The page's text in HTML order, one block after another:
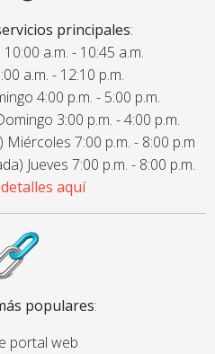
principales:
a.m. - 10:45 a.m.
a.m. - 12:10 p.m.
4:00 p.m. - 5:00 p.m.
3:00 p.m. - 4:00 p.m.
Miércoles 7:00 p.m. - 8:00 p.m
Jueves 7:00 p.m. - 8:00 p.m.
aquí
populares:
portal web